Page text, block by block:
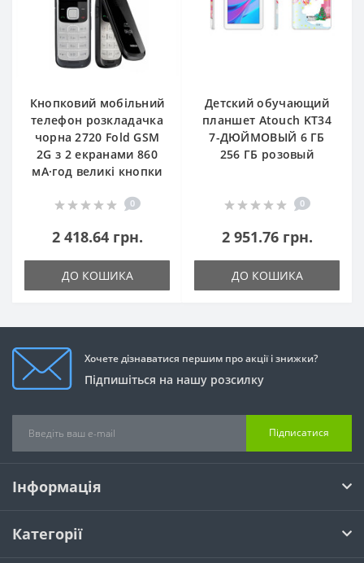
Кнопковий мобільний
телефон розкладачка
чорна 2720 Fold GSM
2G з 2 екранами 860
мА·год великі кнопки
0
2 418.64 грн.
ДО КОШИКА
Детский обучающий
планшет Atouch KT34
7-ДЮЙМОВЫЙ 6 ГБ
256 ГБ розовый
0
2 951.76 грн.
ДО КОШИКА
Хочете дізнаватися першим про акції і знижки?
Підпишіться на нашу розсилку
Підписатися
Інформація
Категорії